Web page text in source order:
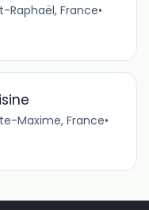
Raphaël, France•
Maxime, France•